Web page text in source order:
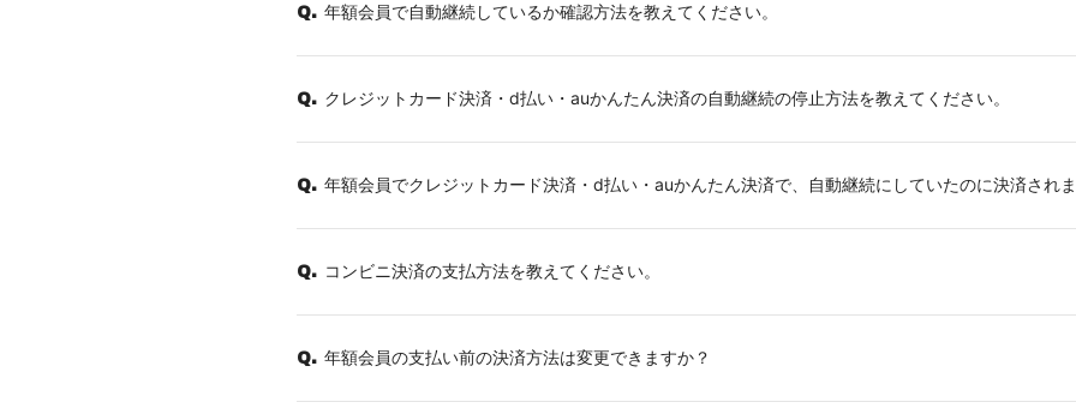
Q. 年額会員で自動継続しているか確認方法を教えてください。
Q. クレジットカード決済・d払い・auかんたん決済の自動継続の停止方法を教えてください。
Q. 年額会員でクレジットカード決済・d払い・auかんたん決済で、自動継続にしていたのに決済されま
Q. コンビニ決済の支払方法を教えてください。
Q. 年額会員の支払い前の決済方法は変更できますか？